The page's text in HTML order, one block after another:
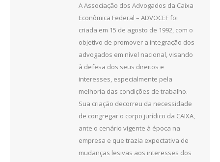
A Associação dos Advogados da Caixa
Econômica Federal – ADVOCEF foi
criada em 15 de agosto de 1992, com o
objetivo de promover a integração dos
advogados em nível nacional, visando
à defesa dos seus direitos e
interesses, especialmente pela
melhoria das condições de trabalho.
Sua criação decorreu da necessidade
de congregar o corpo jurídico da CAIXA,
ante o cenário vigente à época na
empresa e que trazia expectativa de
mudanças lesivas aos interesses dos